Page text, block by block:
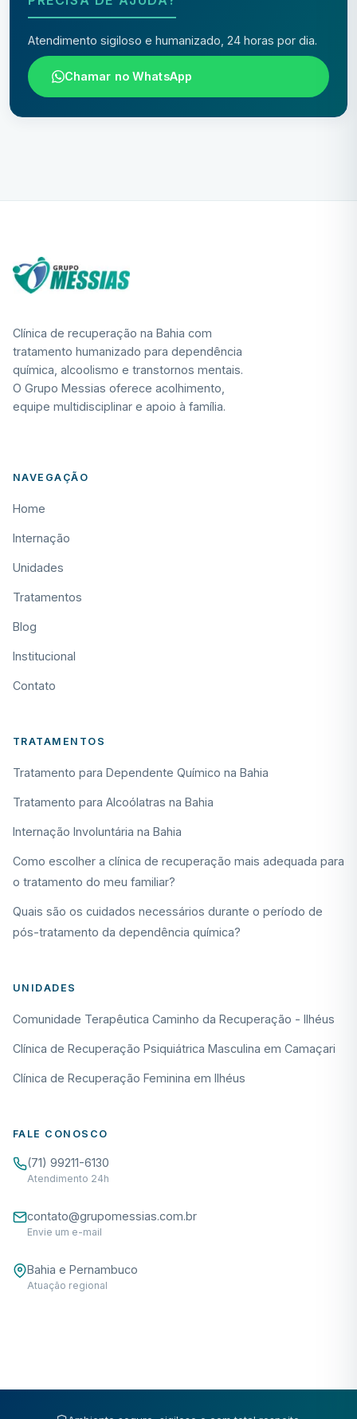
Atendimento sigiloso e humanizado, 24 horas por dia.
Chamar no WhatsApp
Clínica de recuperação na Bahia com
tratamento humanizado para dependência
química, alcoolismo e transtornos mentais.
O Grupo Messias oferece acolhimento,
equipe multidisciplinar e apoio à família.
NAVEGAÇÃO
Home
Internação
Unidades
Tratamentos
Blog
Institucional
Contato
TRATAMENTOS
Tratamento para Dependente Químico na Bahia
Tratamento para Alcoólatras na Bahia
Internação Involuntária na Bahia
Como escolher a clínica de recuperação mais adequada para
o tratamento do meu familiar?
Quais são os cuidados necessários durante o período de
pós-tratamento da dependência química?
UNIDADES
Comunidade Terapêutica Caminho da Recuperação - Ilhéus
Clínica de Recuperação Psiquiátrica Masculina em Camaçari
Clínica de Recuperação Feminina em Ilhéus
FALE CONOSCO
(71) 99211-6130
Atendimento 24h
contato@grupomessias.com.br
Envie um e-mail
Bahia e Pernambuco
Atuação regional